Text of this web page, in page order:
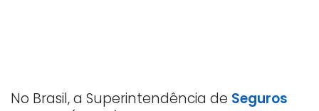
No Brasil, a Superintendência de Seguros